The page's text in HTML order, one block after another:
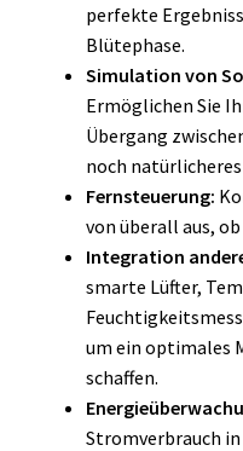
perfekte
Blütephase.
Simulation von
Ermöglichen Sie
Übergang
noch
Fernsteuerung:
von überall aus,
Integration
smarte Lüfter,
um ein optimales
schaffen.
Stromverbrauch